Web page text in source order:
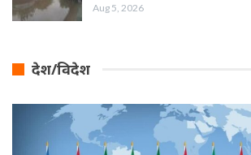
Aug 5, 2026
देश/विदेश